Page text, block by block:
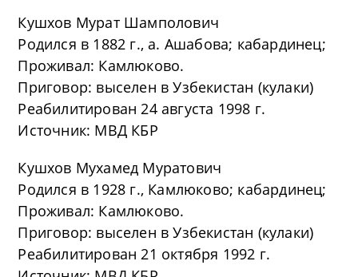
Кушхов Мурат Шамполович
Родился в 1882 г., а. Ашабова; кабардинец;
Проживал: Камлюково.
Приговор: выселен в Узбекистан (кулаки)
Реабилитирован 24 августа 1998 г.
Источник: МВД КБР
Кушхов Мухамед Муратович
Родился в 1928 г., Камлюково; кабардинец;
Проживал: Камлюково.
Приговор: выселен в Узбекистан (кулаки)
Реабилитирован 21 октября 1992 г.